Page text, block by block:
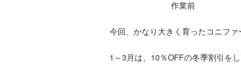
作業前
今回、かなり大きく育ったコニファ
1～3月は、10％OFFの冬季割引をし